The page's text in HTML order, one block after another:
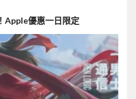
Apple優惠一日限定